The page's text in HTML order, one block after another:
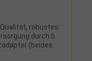
robustes
durch 6
(beides